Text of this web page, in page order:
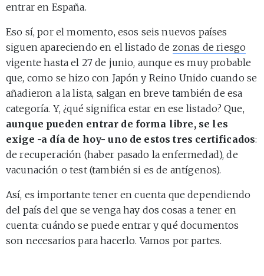
entrar en España.
Eso sí, por el momento, esos seis nuevos países
siguen apareciendo en el listado de zonas de riesgo
vigente hasta el 27 de junio, aunque es muy probable
que, como se hizo con Japón y Reino Unido cuando se
añadieron a la lista, salgan en breve también de esa
categoría. Y, ¿qué significa estar en ese listado? Que,
aunque pueden entrar de forma libre, se les
exige -a día de hoy- uno de estos tres certificados:
de recuperación (haber pasado la enfermedad), de
vacunación o test (también si es de antígenos).
Así, es importante tener en cuenta que dependiendo
del país del que se venga hay dos cosas a tener en
cuenta: cuándo se puede entrar y qué documentos
son necesarios para hacerlo. Vamos por partes.